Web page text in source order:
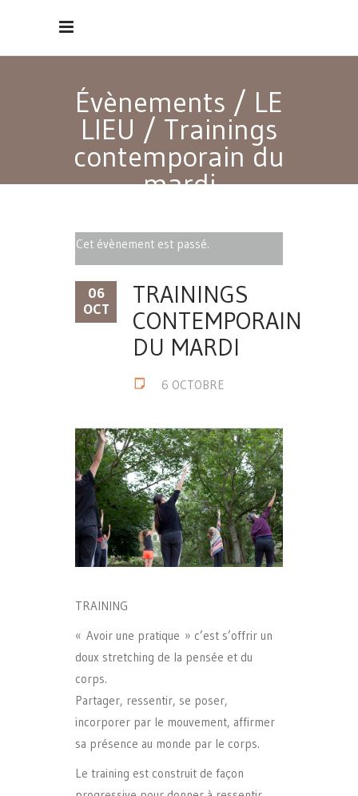
Évènements / LE
LIEU / Trainings
contemporain du
mardi
Cet évènement est passé.
06
OCT
TRAININGS
CONTEMPORAIN
DU MARDI
6 OCTOBRE
TRAINING
« Avoir une pratique » c’est s’offrir un
doux stretching de la pensée et du
corps.
Partager, ressentir, se poser,
incorporer par le mouvement, affirmer
sa présence au monde par le corps.
Le training est construit de façon